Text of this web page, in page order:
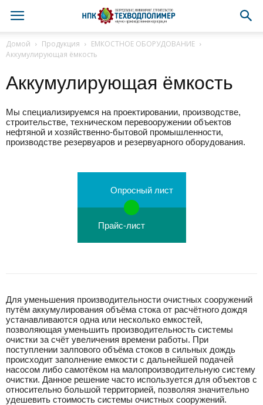
Домой Продукция
ЕМКОСТНОЕ ОБОРУДОВАНИЕ
Аккумулирующая ёмкость
Аккумулирующая ёмкость
Мы специализируемся на проектировании, производстве,
строительстве, техническом перевооружении объектов
нефтяной и хозяйственно-бытовой промышленности,
производстве резервуаров и резервуарного оборудования.
Опросный лист
Прайс-лист
Для уменьшения производительности очистных сооружений
путём аккумулирования объёма стока от расчётного дождя
устанавливаются одна или несколько емкостей,
позволяющая уменьшить производительность системы
очистки за счёт увеличения времени работы. При
поступлении залпового объёма стоков в сильных дождь
происходит заполнение емкости с дальнейшей подачей
насосом либо самотёком на малопроизводительную систему
очистки. Данное решение часто используется для объектов с
относительно большой территорией, позволяя значительно
удешевить стоимость системы очистных сооружений.